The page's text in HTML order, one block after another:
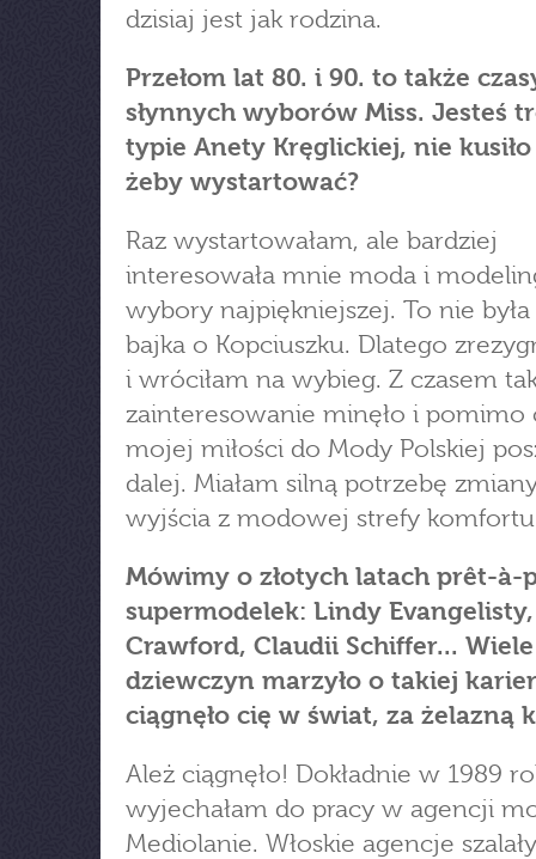
dzisiaj jest jak rodzina.
Przełom lat 80. i 90. to także
słynnych wyborów Miss. Jesteś
typie Anety Kręglickiej, nie kusiło
żeby wystartować?
Raz wystartowałam, ale bardziej
interesowała mnie moda i
wybory najpiękniejszej. To nie
bajka o Kopciuszku. Dlatego
i wróciłam na wybieg. Z czasem
zainteresowanie minęło i pomimo
mojej miłości do Mody Polskiej
dalej. Miałam silną potrzebę
wyjścia z modowej strefy
Mówimy o złotych latach prêt-à-
supermodelek: Lindy
Crawford, Claudii Schiffer... Wiele
dziewczyn marzyło o takiej
ciągnęło cię w świat, za żelazną
Ależ ciągnęło! Dokładnie w 1989
wyjechałam do pracy w agencji
Mediolanie. Włoskie agencje